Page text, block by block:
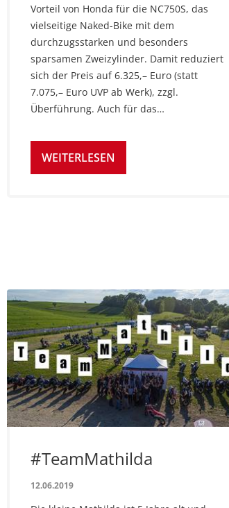
Vorteil von Honda für die NC750S, das
vielseitige Naked-Bike mit dem
durchzugsstarken und besonders
sparsamen Zweizylinder. Damit reduziert
sich der Preis auf 6.325,– Euro (statt
7.075,– Euro UVP ab Werk), zzgl.
Überführung. Auch für das…
WEITERLESEN
#TeamMathilda
12.06.2019